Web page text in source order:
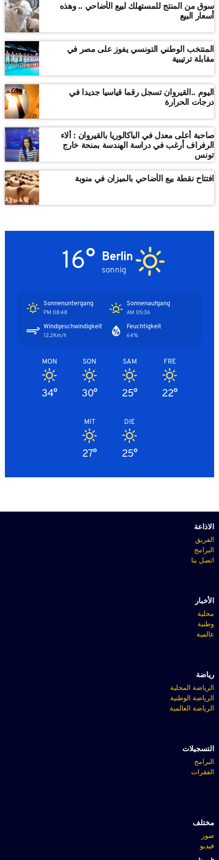
سوق من المنتج للمستهلك لبيع الأضاحي .. وهذه
أسعار البيع
المنتخب الوطني التونسي يفوز على مصر في
مقابلة ترتيبية
اليوم ..القيروان تسجل رقما قياسيا جديدا في
درجات الحرارة
صاحبة أعلى معدل في الباكالوريا بالقيروان : ألاء
الرفراف أرغب في دراسة الهندسة بمنحة خارج
تونس
افتتاح نقطة بيع الأضاحي بالميزان في منوبة
Berlin
sonnig
16°
Sonnenaufgang
05:36 AM
Sonnenuntergang
08:48 PM
Feuchtigkeit
64%
Windgeschwindigkeit
12.2Km/h
FRE
22°
SAM
25°
SON
30°
MON
34°
DIE
25°
MIT
27°
الاذاعة
الفريق
البرامج
اتصل بنا
الأخبار
محلية
وطنية
عالمية
رياضة
الرياضة المحلية
الرياضة الوطنية
الرياضة العالمية
التسجيلات
البرامج
الفقرات
مختلف
صور
فيديو